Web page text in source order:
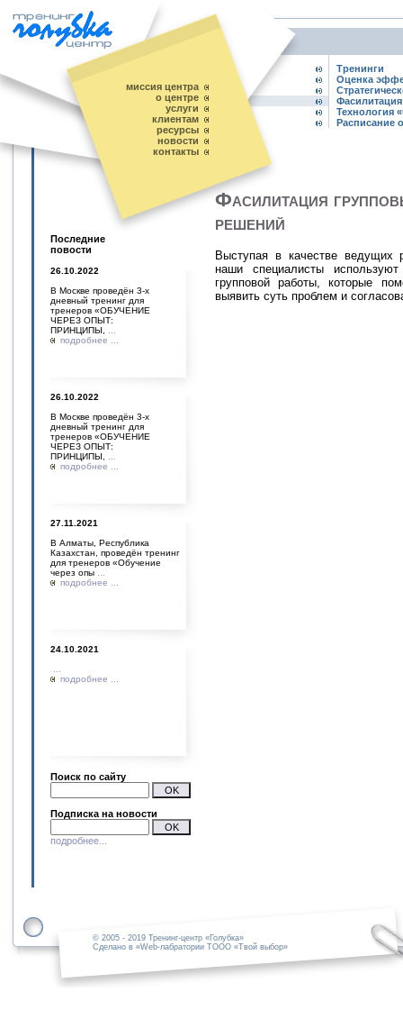
Тренинги
Оценка
Технология
Расписание
Последние
повости
26.10.2022
В Москве проведён 3-х
дневный тренинг для
тренеров «ОБУЧЕНИЕ
ЧЕРЕЗ ОПЫТ:
ПРИНЦИПЫ,
подробнее ...
26.10.2022
В Москве проведён 3-х
дневный тренинг для
тренеров «ОБУЧЕНИЕ
ЧЕРЕЗ ОПЫТ:
ПРИНЦИПЫ,
подробнее ...
27.11.2021
В Алматы, Республика
Казахстан, проведён тренинг
для тренеров «Обучение
через опы
подробнее ...
24.10.2021
подробнее ...
Поиск по сайту
Подписка на новости
подробнее...
Фасилитация
решений
Выступая в качестве ведущих
наши специалисты
групповой работы, которые
выявить суть проблем и
миссия центра
о центре
услуги
клиентам
ресурсы
новости
контакты
© 2005 - 2019 Тренинг-центр «Голубка»
Сделано в «Web-лабратории ТООО «Твой выбор»